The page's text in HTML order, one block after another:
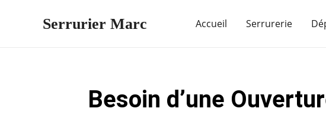
Serrurier Marc Accueil Serrurerie
Besoin d’une